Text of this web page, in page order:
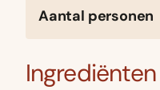
Aantal personen
Ingrediënten